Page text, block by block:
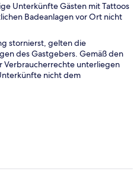
Unterkünfte Gästen mit Tattoos
Badeanlagen vor Ort nicht
stornierst, gelten die
des Gastgebers. Gemäß den
Verbraucherrechte unterliegen
nicht dem